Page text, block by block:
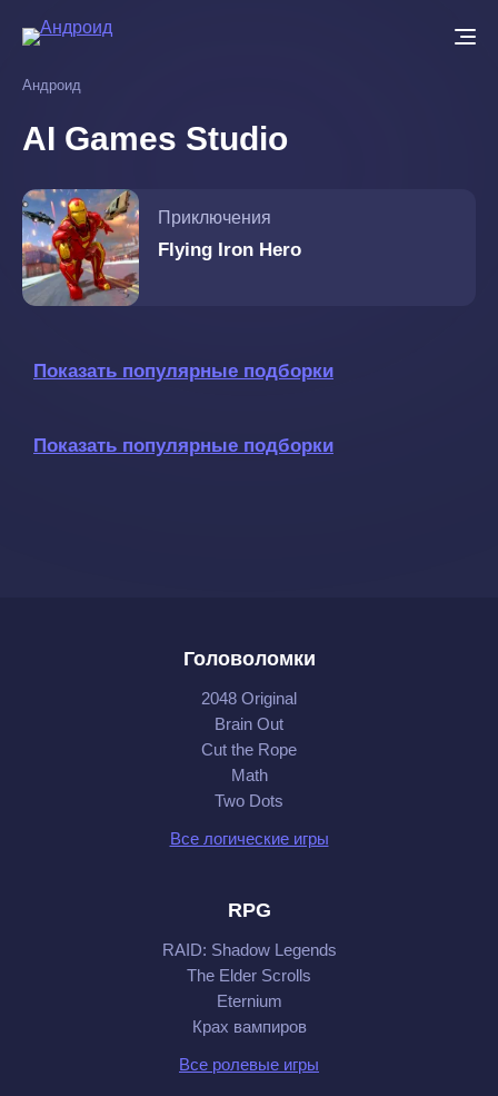
основному
Андроид
AI Games Studio
Приключения
Flying Iron Hero
Показать популярные подборки
Показать популярные подборки
Головоломки
2048 Original
Brain Out
Cut the Rope
Math
Two Dots
Все логические игры
RPG
RAID: Shadow Legends
The Elder Scrolls
Eternium
Крах вампиров
Все ролевые игры